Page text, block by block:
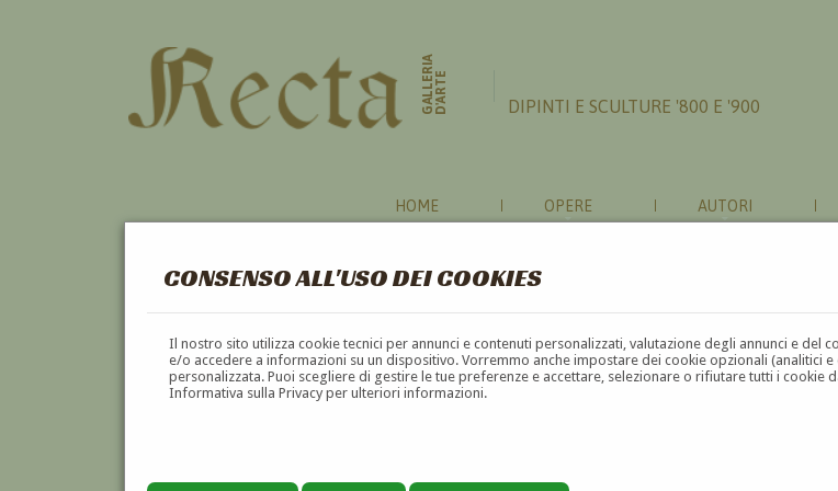
CONSENSO ALL'USO DEI COOKIES
Il nostro sito utilizza cookie tecnici per annunci e contenuti personalizzati, valutazione degli annunci e
e/o accedere a informazioni su un dispositivo. Vorremmo anche impostare dei cookie opzionali
personalizzata. Puoi scegliere di gestire le tue preferenze e accettare, selezionare o rifiutare tutti i cookie
Informativa sulla Privacy per ulteriori informazioni.
GALLERIAD'ARTE DIPINTI E SCULTURE '800 E '900
HOME OPERE AUTORI
COLOSSEO
A B C D E F G H I J K L M N O P